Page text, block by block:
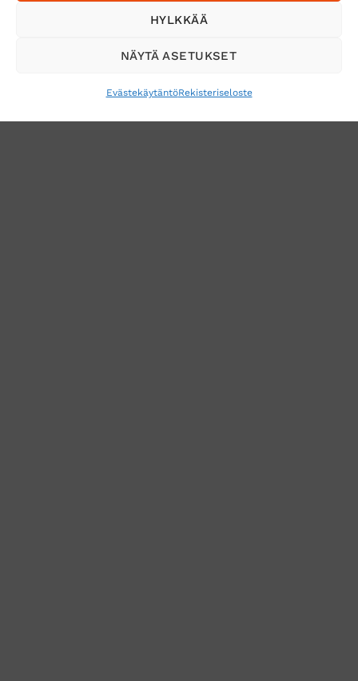
HYLKKÄÄ
NÄYTÄ ASETUKSET
EvästekäytäntöRekisteriseloste